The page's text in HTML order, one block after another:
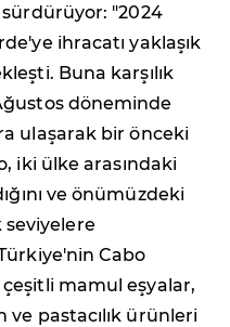
"2024
ihracatı yaklaşık
Buna karşılık
döneminde
ulaşarak bir önceki
iki ülke arasındaki
ve önümüzdeki
Cabo
mamul eşyalar,
pastacılık ürünleri